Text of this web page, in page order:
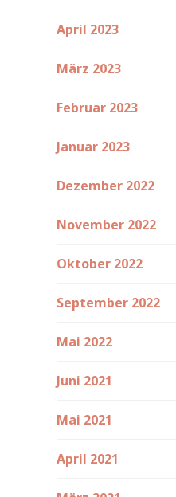
April 2023
März 2023
Februar 2023
Januar 2023
Dezember 2022
November 2022
Oktober 2022
September 2022
Mai 2022
Juni 2021
Mai 2021
April 2021